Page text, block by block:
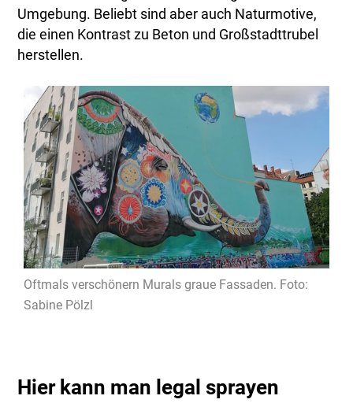
Umgebung. Beliebt sind aber auch Naturmotive,
die einen Kontrast zu Beton und Großstadttrubel
herstellen.
Oftmals verschönern Murals graue Fassaden. Foto:
Sabine Pölzl
Hier kann man legal sprayen